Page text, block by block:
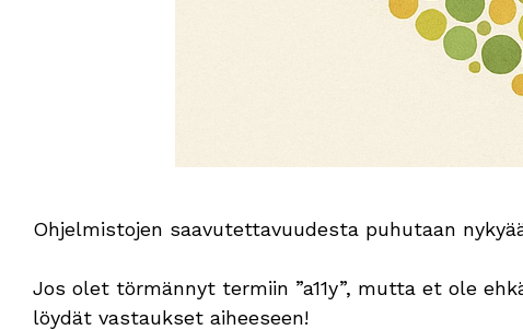
Ohjelmistojen saavutettavuudesta puhutaan
Jos olet törmännyt termiin ”a11y”, mutta et ole
löydät vastaukset aiheeseen!